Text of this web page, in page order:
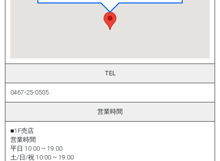
TEL
0467-25-0505
営業時間
■1F売店
営業時間
平日 10:00 ~ 19:00
土/日/祝 10:00 ~ 19:00